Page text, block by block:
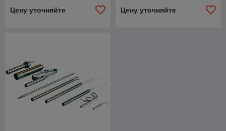
Цену уточняйте Цену уточняйте